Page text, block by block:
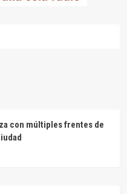
con múltiples frentes de